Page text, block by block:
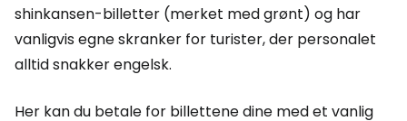
shinkansen-billetter (merket med grønt) og har
vanligvis egne skranker for turister, der personalet
alltid snakker engelsk.
Her kan du betale for billettene dine med et vanlig